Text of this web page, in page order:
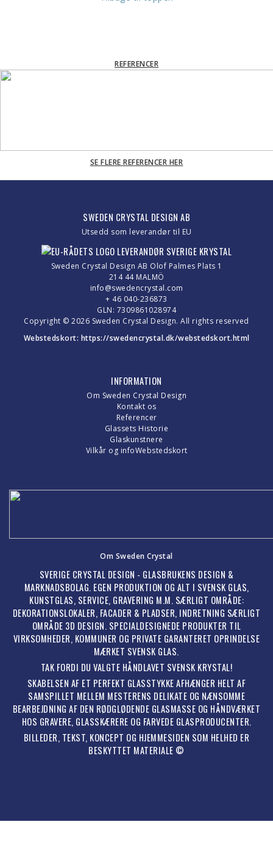
REFERENCER
SE FLERE REFERENCER HER
SWEDEN CRYSTAL DESIGN AB
Utsedd som leverandør til EU
Sweden Crystal Design AB Olof Palmes Plats 1
214 44 MALMÖ
info@swedencrystal.com
+ 46 040-236873
GLN: 7309861028974
Copyright © 2026 Sweden Crystal Design. All rights reserved
Webstedskort: https://swedencrystal.dk/webstedskort.html
INFORMATION
Om Sweden Crystal Design
Kontakt os
Referencer
Glassets Historie
Glaskunstnere
Vilkår og infoWebstedskort
Om Sweden Crystal
SVERIGE CRYSTAL DESIGN - GLASBRUKENS DESIGN &
MARKNADSBOLAG. EGEN PRODUKTION OG ALT I SVENSK GLAS,
KUNSTGLAS, SERVICE, GRAVERING M.M. SÆRLIGT OMRÅDE:
DEKORATIONSLOKALER, FACADER & PLADSER, INDRETNING SÆRLIGT
OMRÅDE 3D DESIGN. SPECIALDESIGNEDE PRODUKTER TIL
VIRKSOMHEDER, KOMMUNER OG PRIVATE GARANTERET OPRINDELSE
MÆRKET SVENSK GLAS.
TAK FORDI DU VALGTE HÅNDLAVET SVENSK KRYSTAL!
SKABELSEN AF ET PERFEKT GLASSTYKKE AFHÆNGER HELT AF
SAMSPILLET MELLEM MESTERENS DELIKATE OG NÆNSOMME
BEARBEJDNING AF DEN RØDGLØDENDE GLASMASSE OG HÅNDVÆRKET
HOS GRAVERE, GLASSKÆRERE OG FARVEDE GLASPRODUCENTER.
BILLEDER, TEKST, KONCEPT OG HJEMMESIDEN SOM HELHED ER
BESKYTTET MATERIALE ©